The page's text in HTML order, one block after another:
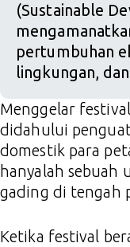
(Sustainable
pertumbuhan
lingkungan,
Menggelar
didahului
domestik para
hanyalah sebuah
gading di tengah
Ketika festival